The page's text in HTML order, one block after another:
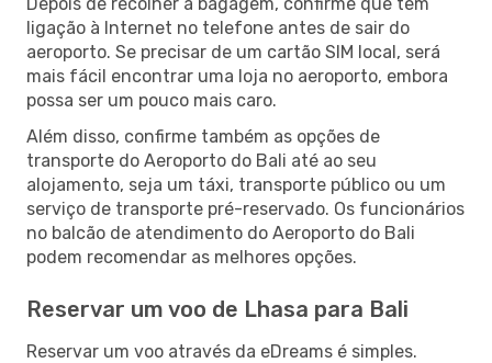
ligação à Internet no telefone antes de sair do
aeroporto. Se precisar de um cartão SIM local, será
mais fácil encontrar uma loja no aeroporto, embora
possa ser um pouco mais caro.
Além disso, confirme também as opções de
transporte do Aeroporto do Bali até ao seu
alojamento, seja um táxi, transporte público ou um
serviço de transporte pré-reservado. Os funcionários
no balcão de atendimento do Aeroporto do Bali
podem recomendar as melhores opções.
Reservar um voo de Lhasa para Bali
Reservar um voo através da eDreams é simples.